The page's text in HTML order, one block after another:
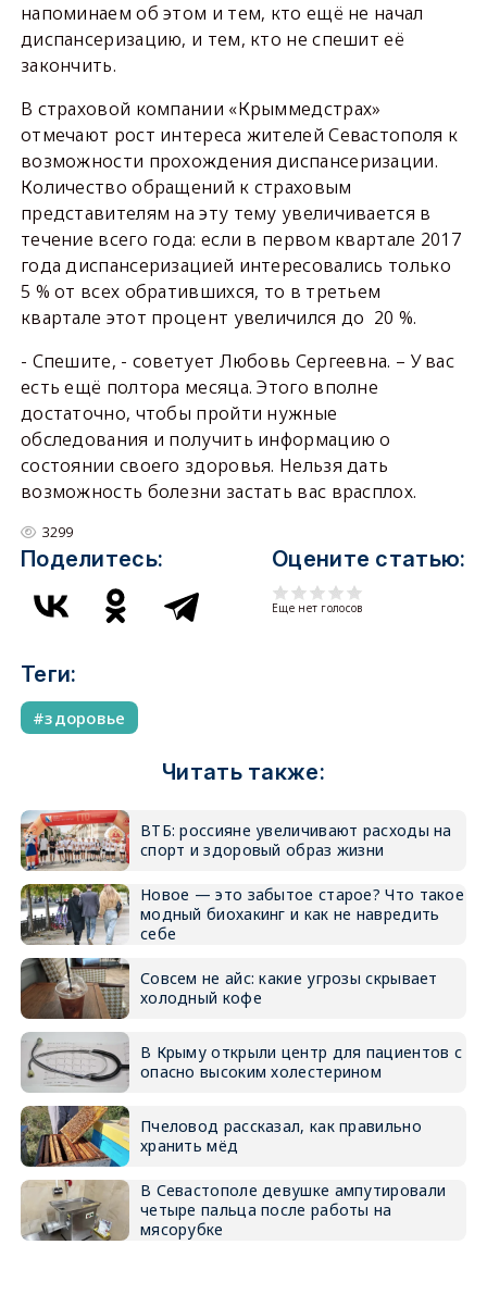
напоминаем об этом и тем, кто ещё не начал
диспансеризацию, и тем, кто не спешит её
закончить.
В страховой компании «Крыммедстрах»
отмечают рост интереса жителей Севастополя к
возможности прохождения диспансеризации.
Количество обращений к страховым
представителям на эту тему увеличивается в
течение всего года: если в первом квартале 2017
года диспансеризацией интересовались только
5 % от всех обратившихся, то в третьем
квартале этот процент увеличился до 20 %.
- Спешите, - советует Любовь Сергеевна. – У вас
есть ещё полтора месяца. Этого вполне
достаточно, чтобы пройти нужные
обследования и получить информацию о
состоянии своего здоровья. Нельзя дать
возможность болезни застать вас врасплох.
3299
Поделитесь: Оцените статью:
Еще нет голосов
Теги:
здоровье
Читать также:
ВТБ: россияне увеличивают расходы на
спорт и здоровый образ жизни
Новое — это забытое старое? Что такое
модный биохакинг и как не навредить
себе
Совсем не айс: какие угрозы скрывает
холодный кофе
В Крыму открыли центр для пациентов с
опасно высоким холестерином
Пчеловод рассказал, как правильно
хранить мёд
В Севастополе девушке ампутировали
четыре пальца после работы на
мясорубке